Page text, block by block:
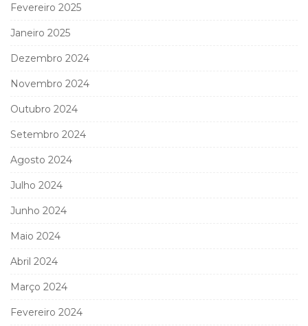
Fevereiro 2025
Janeiro 2025
Dezembro 2024
Novembro 2024
Outubro 2024
Setembro 2024
Agosto 2024
Julho 2024
Junho 2024
Maio 2024
Abril 2024
Março 2024
Fevereiro 2024